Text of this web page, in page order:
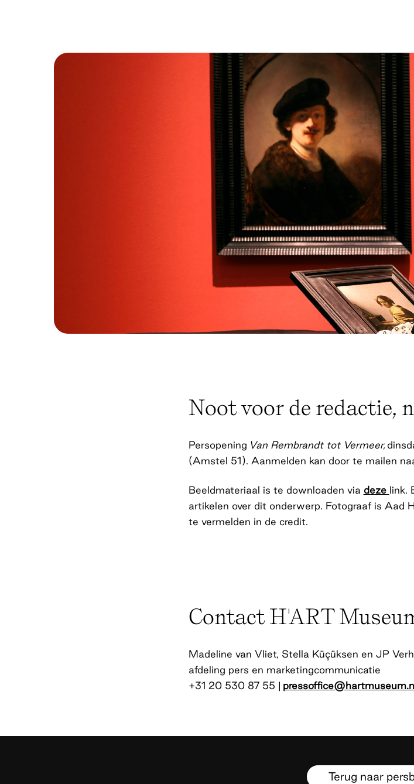
Noot voor de redactie,
Persopening Van Rembrandt tot Vermeer,
(Amstel 51). Aanmelden kan door te mailen
Beeldmateriaal is te downloaden via deze link.
artikelen over dit onderwerp. Fotograaf is Aad
te vermelden in de credit.
Contact H'ART
Madeline van Vliet, Stella Küçüksen en JP
afdeling pers en marketingcommunicatie
+31 20 530 87 55 |
Terug naar